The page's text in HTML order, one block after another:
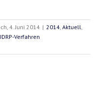
4. Juni 2014 | 2014 Aktuell
Verfahren